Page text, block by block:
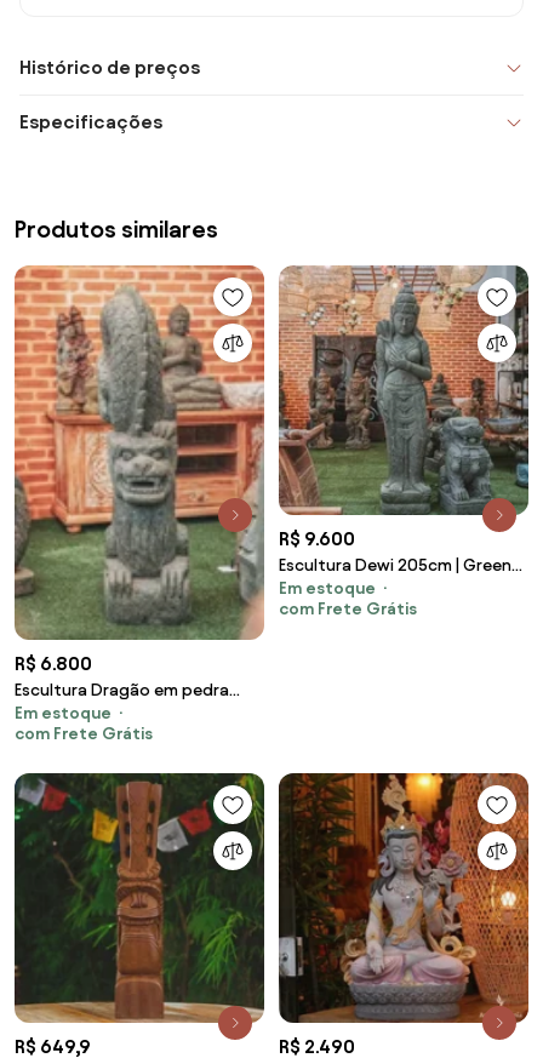
Histórico de preços
Especificações
Produtos similares
R$ 6.800
Escultura Dragão em pedra
"Green Stone"
Em estoque
com Frete Grátis
R$ 9.600
Escultura Dewi 205cm | Green
Stone
Em estoque
com Frete Grátis
R$ 649,9 R$ 2.490